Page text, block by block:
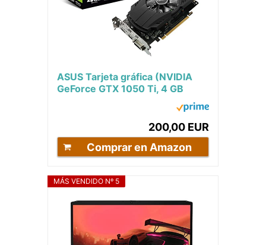
ASUS Tarjeta gráfica (NVIDIA
GeForce GTX 1050 Ti, 4 GB
GDDR5, 7680 x 4320 Pixeles,
200,00 EUR
Comprar en Amazon
MÁS VENDIDO Nº 5